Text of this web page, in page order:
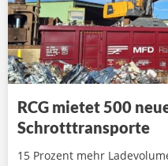
RCG mietet 500
Schrotttransporte
15 Prozent mehr